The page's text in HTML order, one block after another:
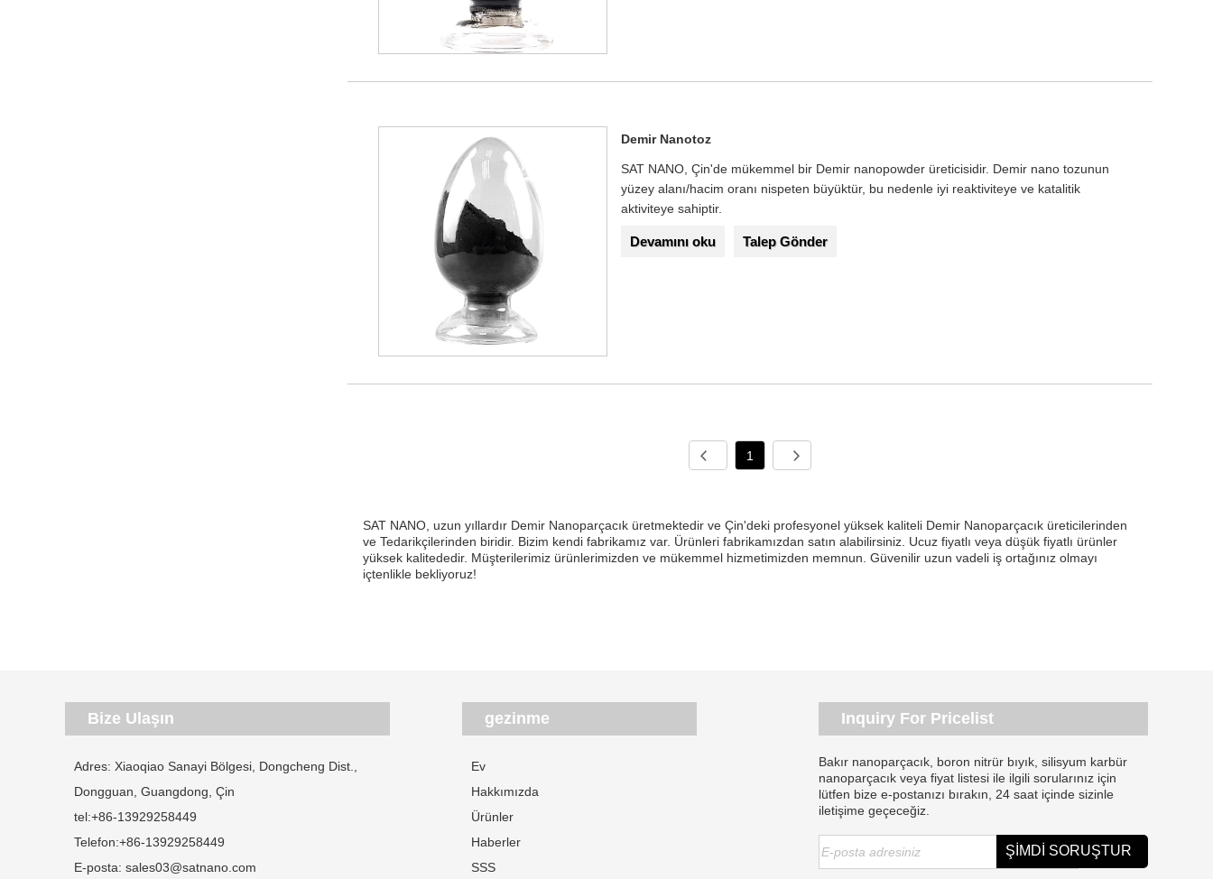
Demir Nanotoz
SAT NANO, Çin'de mükemmel bir Demir nanopowder üreticisidir. Demir nano tozunun
yüzey alanı/hacim oranı nispeten büyüktür, bu nedenle iyi reaktiviteye ve katalitik
aktiviteye sahiptir.
Devamını oku Talep Gönder
1
SAT NANO, uzun yıllardır Demir Nanoparçacık üretmektedir ve Çin'deki profesyonel yüksek kaliteli Demir Nanoparçacık üreticilerinden
ve Tedarikçilerinden biridir. Bizim kendi fabrikamız var. Ürünleri fabrikamızdan satın alabilirsiniz. Ucuz fiyatlı veya düşük fiyatlı ürünler
yüksek kalitededir. Müşterilerimiz ürünlerimizden ve mükemmel hizmetimizden memnun. Güvenilir uzun vadeli iş ortağınız olmayı
içtenlikle bekliyoruz!
Bize Ulaşın
Adres: Xiaoqiao Sanayi Bölgesi, Dongcheng Dist.,
Dongguan, Guangdong, Çin
tel:+86-13929258449
Telefon:+86-13929258449
E-posta: sales03@satnano.com
gezinme
Ev
Hakkımızda
Ürünler
Haberler
SSS
Inquiry For Pricelist
Bakır nanoparçacık, boron nitrür bıyık, silisyum karbür
nanoparçacık veya fiyat listesi ile ilgili sorularınız için
lütfen bize e-postanızı bırakın, 24 saat içinde sizinle
iletişime geçeceğiz.